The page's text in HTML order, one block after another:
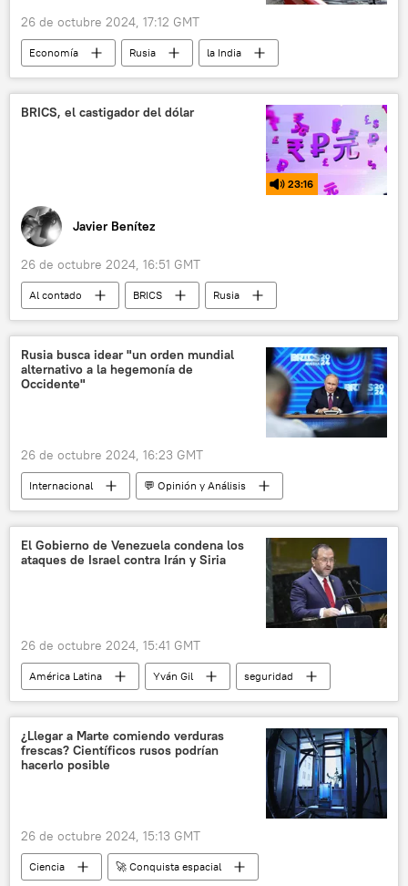
26 de octubre 2024, 17:12 GMT
Economía Rusia
la India
petróleo
📈 Mercados y finanzas
📰 Consecuencias económicas de las sanciones occidentales contra Rusia
BRICS, el castigador del dólar
23:16
Javier Benítez
26 de octubre 2024, 16:51 GMT
Al contado BRICS
Rusia
XVI Cumbre de los BRICS en Rusia (2024)
SWIFT
Vladímir Putin
Rusia busca idear "un orden mundial
alternativo a la hegemonía de
Occidente"
26 de octubre 2024, 16:23 GMT
Internacional
💬 Opinión y Análisis
Rusia
multipolaridad
XVI Cumbre de los BRICS en Rusia (2024)
Vladímir Putin
💶 Divisas
El Gobierno de Venezuela condena los
ataques de Israel contra Irán y Siria
26 de octubre 2024, 15:41 GMT
América Latina Yván Gil
seguridad
Israel
Irán Siria
Venezuela
🛡️ Zonas de conflicto
🌍 Oriente Medio
📰 Escalada entre EEUU, Israel e Irán
¿Llegar a Marte comiendo verduras
frescas? Científicos rusos podrían
hacerlo posible
26 de octubre 2024, 15:13 GMT
Ciencia
🚀 Conquista espacial